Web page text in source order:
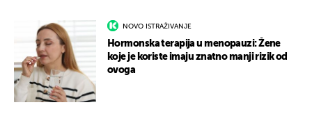
NOVO ISTRAŽIVANJE
Hormonska terapija u menopauzi: Žene
koje je koriste imaju znatno manji rizik od
ovoga